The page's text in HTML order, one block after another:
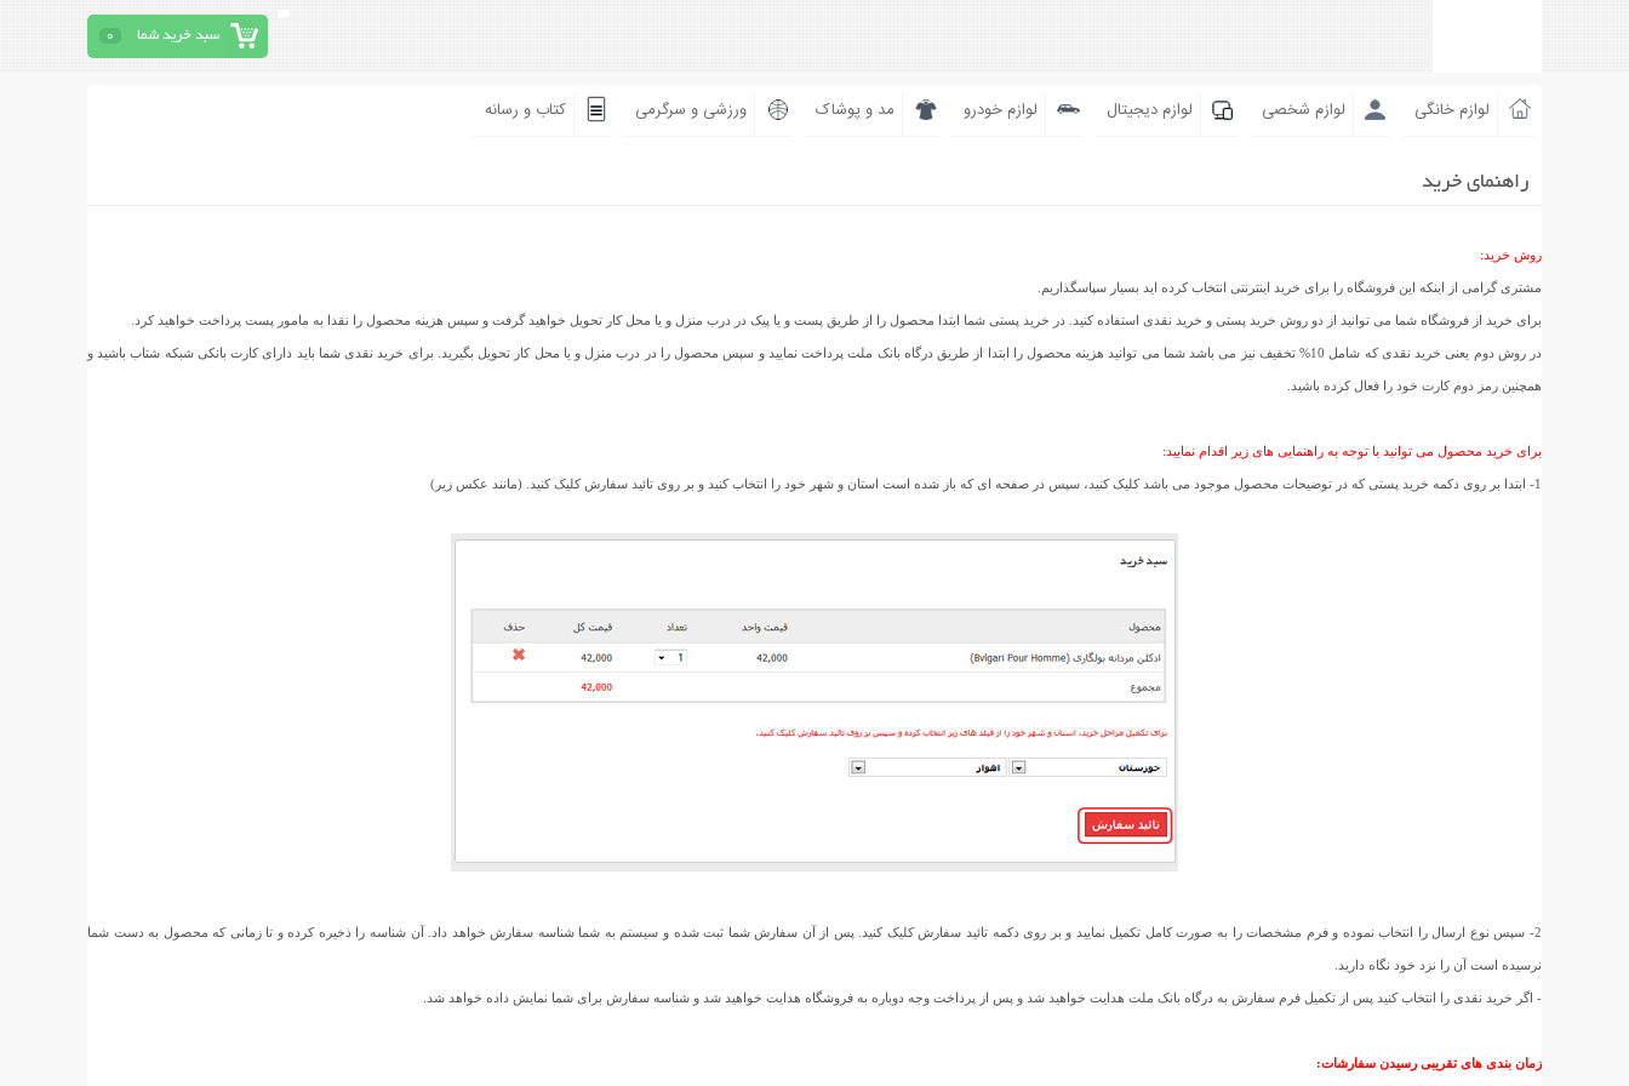
سبد خرید شما 0
لوازم خانگی لوازم شخصی لوازم دیجیتال لوازم خودرو مد و پوشاک ورزشی و سرگرمی کتاب و رسانه
راهنمای خرید
روش خرید:
مشتری گرامی از اینکه این فروشگاه را برای خرید اینترنتی انتخاب کرده اید بسیار سپاسگذاریم.
برای خرید از فروشگاه شما می توانید از دو روش خرید پستی و خرید نقدی استفاده کنید. در خرید پستی شما ابتدا محصول را از طریق پست و یا پیک در درب منزل و یا محل کار تحویل خواهید گرفت و سپس هزینه محصول را نقدا به مامور پست پرداخت خواهید کرد.
در روش دوم یعنی خرید نقدی که شامل 10% تخفیف نیز می باشد شما می توانید هزینه محصول را ابتدا از طریق درگاه بانک ملت پرداخت نمایید و سپس محصول را در درب منزل و یا محل کار تحویل بگیرید. برای خرید نقدی شما باید دارای کارت بانکی شبکه شتاب باشید و
همچنین رمز دوم کارت خود را فعال کرده باشید.
برای خرید محصول می توانید با توجه به راهنمایی های زیر اقدام نمایید:
1- ابتدا بر روی دکمه خرید پستی که در توضیحات محصول موجود می باشد کلیک کنید، سپس در صفحه ای که باز شده است استان و شهر خود را انتخاب کنید و بر روی تائید سفارش کلیک کنید. (مانند عکس زیر)
2- سپس نوع ارسال را انتخاب نموده و فرم مشخصات را به صورت کامل تکمیل نمایید و بر روی دکمه تائید سفارش کلیک کنید. پس از آن سفارش شما ثبت شده و سیستم به شما شناسه سفارش خواهد داد. آن شناسه را ذخیره کرده و تا زمانی که محصول به دست شما
نرسیده است آن را نزد خود نگاه دارید.
- اگر خرید نقدی را انتخاب کنید پس از تکمیل فرم سفارش به درگاه بانک ملت هدایت خواهید شد و پس از پرداخت وجه دوباره به فروشگاه هدایت خواهید شد و شناسه سفارش برای شما نمایش داده خواهد شد.
زمان بندی های تقریبی رسیدن سفارشات: